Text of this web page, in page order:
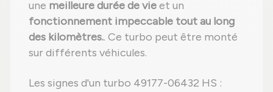
une meilleure durée de vieet un
fonctionnement impeccable tout au long
des kilomètres.. Ce turbo peut être monté
sur différents véhicules.
Les signes d'un turbo 49177-06432 HS :